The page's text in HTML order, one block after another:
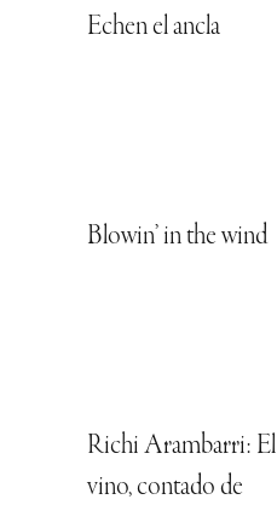
Echen el ancla
Blowin’ in the wind
Richi Arambarri: El
vino, contado de